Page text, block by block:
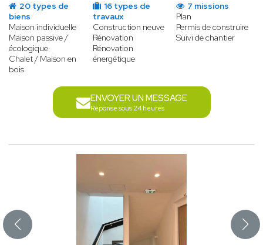
20 types de
biens
Maison individuelle
Maison passive /
écologique
Chalet / Maison en
bois
16 types de
travaux
Construction neuve
Rénovation
Rénovation
énergétique
7 missions
Plan
Permis de construire
Suivi de chantier
ENVOYER UN MESSAGE
Réponse sous 24 heures